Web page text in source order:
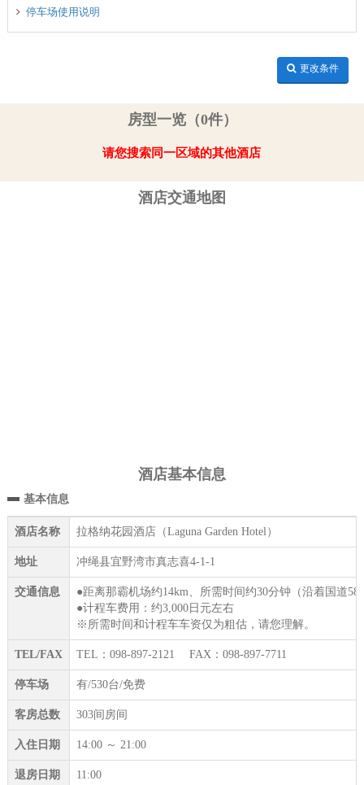
停车场使用说明
更改条件
房型一览（0件）
请您搜索同一区域的其他酒店
酒店交通地图
酒店基本信息
基本信息
酒店名称 拉格纳花园酒店（Laguna Garden Hotel）
地址 冲绳县宜野湾市真志喜4-1-1
交通信息
●距离那霸机场约14km、所需时间约30分钟（沿着国道
●计程车费用：约3,000日元左右
※所需时间和计程车车资仅为粗估，请您理解。
TEL/FAX TEL：098-897-2121 FAX：098-897-7711
停车场 有/530台/免费
客房总数 303间房间
入住日期 14:00 ～ 21:00
退房日期 11:00